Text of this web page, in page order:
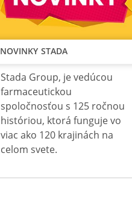
NOVINKY STADA
Stada Group, je vedúcou
farmaceutickou
spoločnosťou s 125 ročnou
históriou, ktorá funguje vo
viac ako 120 krajinách na
celom svete.